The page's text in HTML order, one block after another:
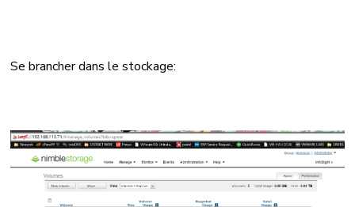
VMware
Nimble
Se brancher dans le stockage: